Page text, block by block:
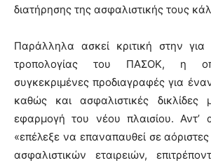
διατήρησης της ασφαλιστικής τους
Παράλληλα ασκεί κριτική στην για
τροπολογίας του ΠΑΣΟΚ, η
συγκεκριμένες προδιαγραφές για
καθώς και ασφαλιστικές δικλίδες
εφαρμογή του νέου πλαισίου. Αντ’
«επέλεξε να επαναπαυθεί σε αόριστες
ασφαλιστικών εταιρειών,